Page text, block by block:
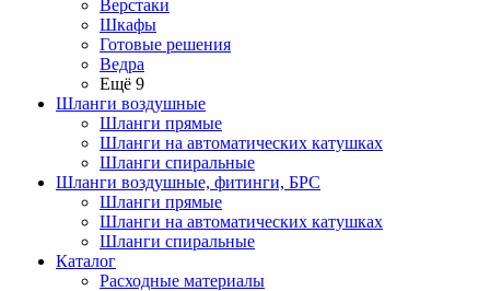
Верстаки
Шкафы
Готовые решения
Ведра
Ещё 9
Шланги воздушные
Шланги прямые
Шланги на автоматических катушках
Шланги спиральные
Шланги воздушные, фитинги, БРС
Шланги прямые
Шланги на автоматических катушках
Шланги спиральные
Каталог
Расходные материалы